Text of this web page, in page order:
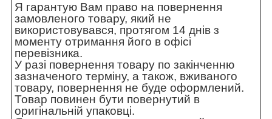
Я гарантую Вам право на повернення
замовленого товару, який не
використовувався, протягом 14 днів з
моменту отримання його в офісі
перевізника.
У разі повернення товару по закінченню
зазначеного терміну, а також, вживаного
товару, повернення не буде оформлений.
Товар повинен бути повернутий в
оригінальній упаковці.